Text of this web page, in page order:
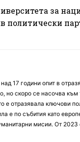
за
политически
17 години опит в
но скоро се насочва
е отразявала ключови
е по събития като
мисии. От